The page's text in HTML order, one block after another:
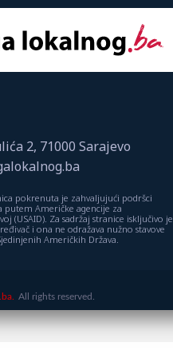
2, 71000 Sarajevo
pokrenuta je zahvaljujući podršci
putem Američke agencije za
(USAID). Za sadržaj stranice isključivo je
i ona ne odražava nužno stavove
Američkih Država.
All rights reserved.